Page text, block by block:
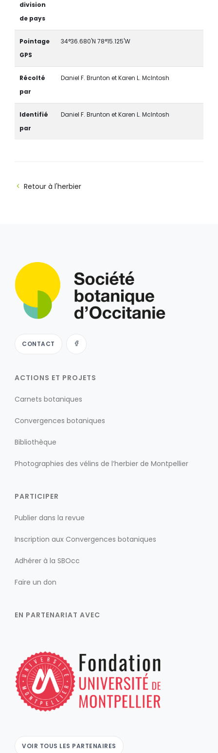
division
de pays
Pointage
GPS
34°36.680'N 78°15.125'W
Récolté
par
Daniel F. Brunton et Karen L. McIntosh
Identifié
par
Daniel F. Brunton et Karen L. McIntosh
Retour à l'herbier
CONTACT
ACTIONS ET PROJETS
Carnets botaniques
Convergences botaniques
Bibliothèque
Photographies des vélins de l’herbier de Montpellier
PARTICIPER
Publier dans la revue
Inscription aux Convergences botaniques
Adhérer à la SBOcc
Faire un don
EN PARTENARIAT AVEC
VOIR TOUS LES PARTENAIRES